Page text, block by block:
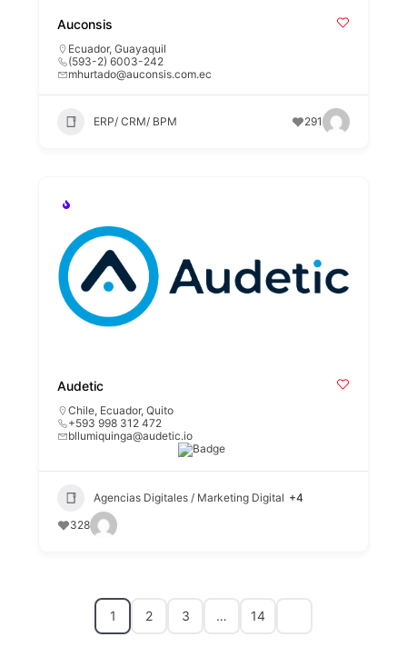
Auconsis
Ecuador,Guayaquil
(593-2) 6003-242
mhurtado@auconsis.com.ec
ERP/ CRM/ BPM 291
Audetic
Chile, Ecuador,Quito
+593 998 312 472
bllumiquinga@audetic.io
Agencias Digitales / Marketing Digital +4
328
1 2 3 … 14